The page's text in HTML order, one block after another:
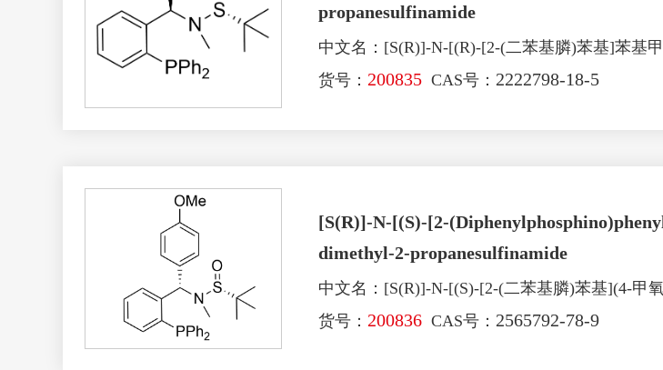
propanesulfinamide
中文名：[S(R)]-N-[(R)-[2-(二苯基膦)苯基]苯基
货号： 200835 CAS号： 2222798-18-5
[S(R)]-N-[(S)-[2-
dimethyl-2-propanesulfinamide
中文名：[S(R)]-N-[(S)-[2-(二苯基膦)苯基](4-甲
货号： 200836 CAS号： 2565792-78-9